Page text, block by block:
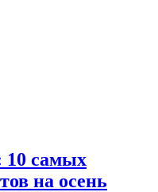
самых
на осень